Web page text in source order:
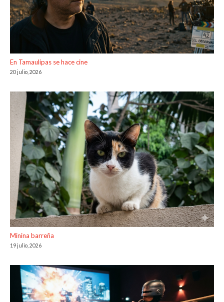
En Tamaulipas se hace cine
20 julio, 2026
Minina barreña
19 julio, 2026